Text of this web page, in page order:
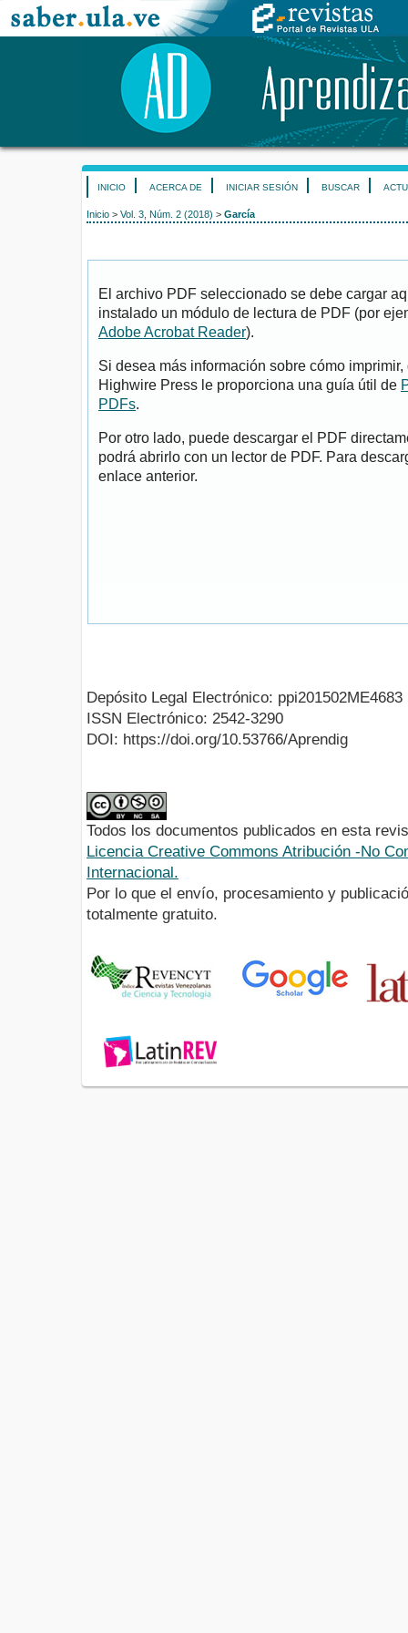
INICIO ACERCA DE INICIAR SESIÓN BUSCAR
Inicio > Vol. 3, Núm. 2 (2018) > García
El archivo PDF seleccionado se debe cargar
instalado un módulo de lectura de PDF (por
Adobe Acrobat Reader).
Si desea más información sobre cómo
Highwire Press le proporciona una guía útil de
PDFs.
Por otro lado, puede descargar el PDF
podrá abrirlo con un lector de PDF. Para
enlace anterior.
Depósito Legal Electrónico: ppi201502ME4683
ISSN Electrónico: 2542-3290
DOI: https://doi.org/10.53766/Aprendig
Todos los documentos publicados en esta
Licencia Creative Commons Atribución -No
Internacional.
Por lo que el envío, procesamiento y
totalmente gratuito.